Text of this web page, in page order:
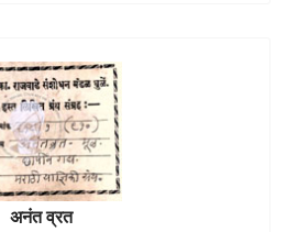
अनंत व्रत